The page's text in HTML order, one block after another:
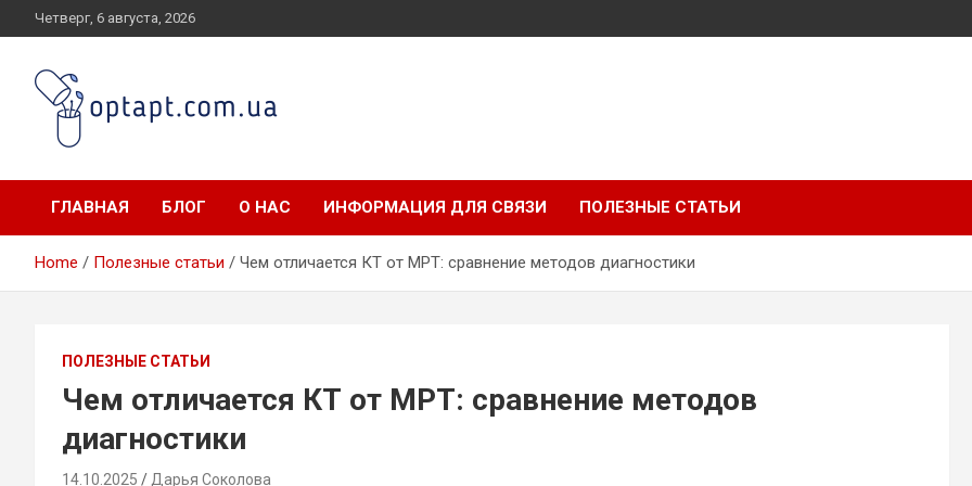
to
Четверг, 6 августа, 2026
optapt.com.ua
ГЛАВНАЯ БЛОГ О НАС ИНФОРМАЦИЯ ДЛЯ СВЯЗИ ПОЛЕЗНЫЕ СТАТЬИ
Home Полезные статьи Чем отличается КТ от МРТ: сравнение методов диагностики
ПОЛЕЗНЫЕ СТАТЬИ
Чем отличается КТ от МРТ: сравнение методов
диагностики
14.10.2025 Дарья Соколова